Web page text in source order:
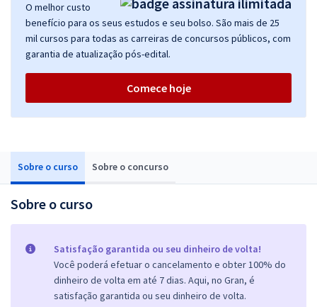
Sobre o curso Sobre o concurso
Sobre o curso
Satisfação garantida ou seu dinheiro de volta!
Você poderá efetuar o cancelamento e obter 100% do
dinheiro de volta em até 7 dias. Aqui, no Gran, é
satisfação garantida ou seu dinheiro de volta.
O melhor custo
benefício para os seus estudos e seu bolso. São mais de 25
mil cursos para todas as carreiras de concursos públicos, com
garantia de atualização pós-edital.
Comece hoje